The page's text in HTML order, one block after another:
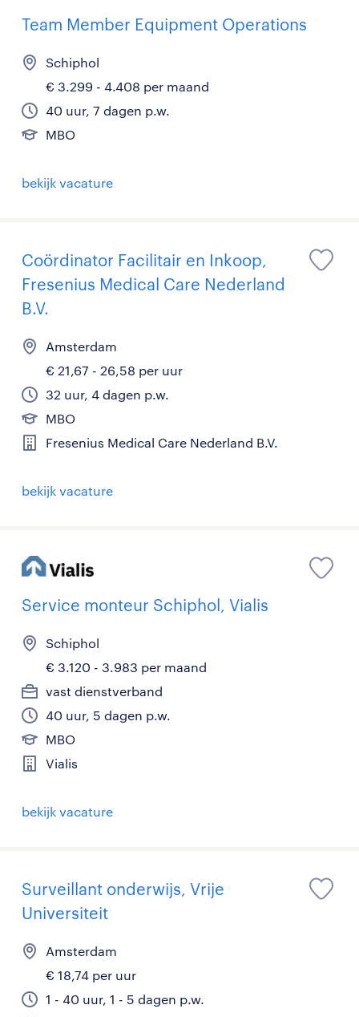
Team Member Equipment Operations
Schiphol
€ 3.299 - 4.408 per maand
40 uur, 7 dagen p.w.
MBO
bekijk vacature
Coördinator Facilitair en Inkoop,
Fresenius Medical Care Nederland
B.V.
Amsterdam
€ 21,67 - 26,58 per uur
32 uur, 4 dagen p.w.
MBO
Fresenius Medical Care Nederland B.V.
bekijk vacature
Service monteur Schiphol, Vialis
Schiphol
€ 3.120 - 3.983 per maand
vast dienstverband
40 uur, 5 dagen p.w.
MBO
Vialis
bekijk vacature
Surveillant onderwijs, Vrije
Universiteit
Amsterdam
€ 18,74 per uur
1 - 40 uur, 1 - 5 dagen p.w.